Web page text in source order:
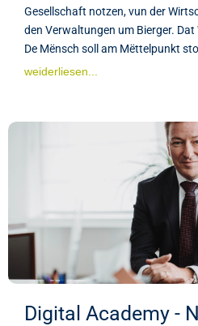
Gesellschaft notzen, vun der
den Verwaltungen um Bierger.
De Mënsch soll am Mëttelpunkt
weiderliesen...
Digital Academy -